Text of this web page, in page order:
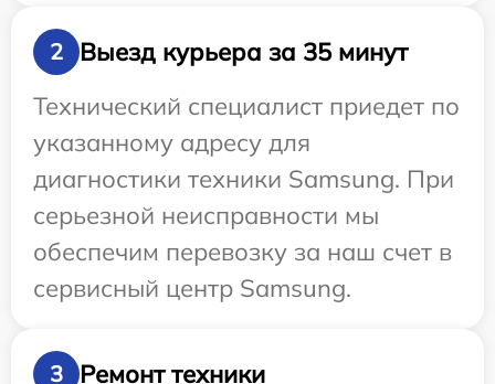
2
Выезд курьера за 35 минут
Технический специалист приедет по
указанному адресу для
диагностики техники Samsung. При
серьезной неисправности мы
обеспечим перевозку за наш счет в
сервисный центр Samsung.
3
Ремонт техники